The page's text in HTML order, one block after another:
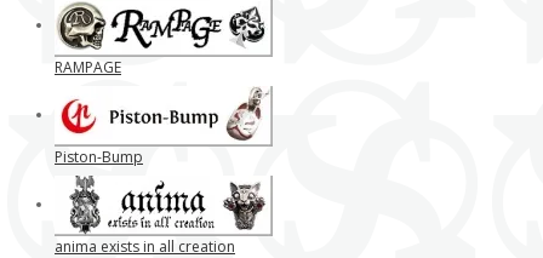
RAMPAGE
Piston-Bump
anima exists in all creation